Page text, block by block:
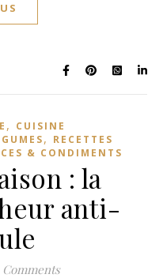
, CUISINE
, RECETTES
& CONDIMENTS
: la
anti-
Comments